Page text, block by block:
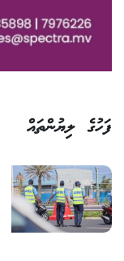
ފަހުގެ ލިޔުންތައް